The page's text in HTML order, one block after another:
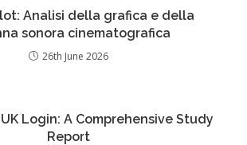
Analisi della grafica e della
sonora cinematografica
26th June 2026
Login: A Comprehensive Study
Report